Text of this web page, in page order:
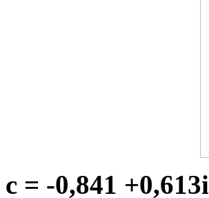
c = -0,841 +0,613i